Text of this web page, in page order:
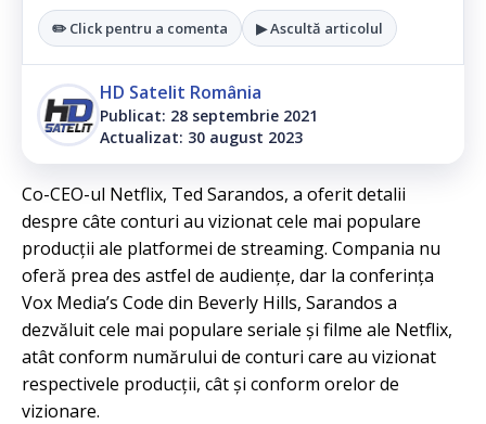
✏️ Click pentru a comenta ▶ Ascultă articolul
HD Satelit România
Publicat: 28 septembrie 2021
Actualizat: 30 august 2023
Co-CEO-ul Netflix, Ted Sarandos, a oferit detalii
despre câte conturi au vizionat cele mai populare
producții ale platformei de streaming. Compania nu
oferă prea des astfel de audiențe, dar la conferința
Vox Media’s Code din Beverly Hills, Sarandos a
dezvăluit cele mai populare seriale și filme ale Netflix,
atât conform numărului de conturi care au vizionat
respectivele producții, cât și conform orelor de
vizionare.